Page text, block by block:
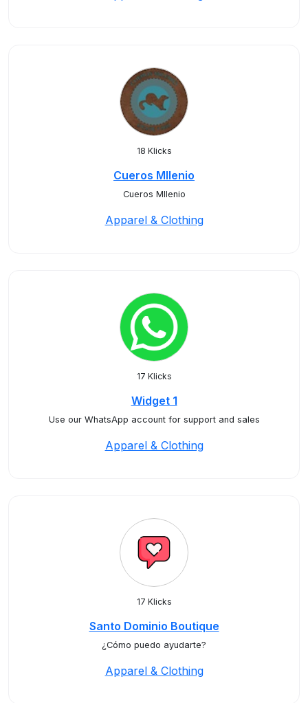
18 Klicks
Cueros MIlenio
Cueros MIlenio
Apparel & Clothing
17 Klicks
Widget 1
Use our WhatsApp account for support and sales
Apparel & Clothing
17 Klicks
Santo Dominio Boutique
¿Cómo puedo ayudarte?
Apparel & Clothing